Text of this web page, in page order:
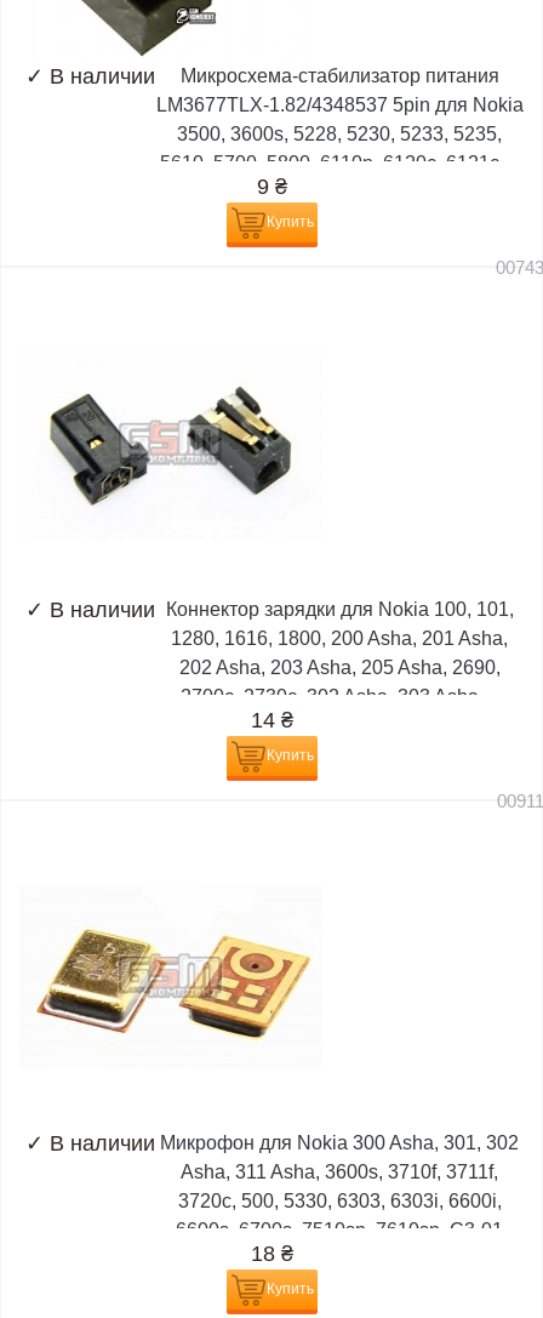
✓ В наличии
Микросхема-стабилизатор питания
LM3677TLX-1.82/4348537 5pin для Nokia
3500, 3600s, 5228, 5230, 5233, 5235,
5610, 5700, 5800, 6110n, 6120c, 6121c,...
9 ₴
Купить
✓ В наличии
Коннектор зарядки для Nokia 100, 101,
1280, 1616, 1800, 200 Asha, 201 Asha,
202 Asha, 203 Asha, 205 Asha, 2690,
2700c, 2730c, 302 Asha, 303 Asha,...
14 ₴
Купить
✓ В наличии Микрофон для Nokia 300 Asha, 301, 302
Asha, 311 Asha, 3600s, 3710f, 3711f,
3720c, 500, 5330, 6303, 6303i, 6600i,
6600s, 6700s, 7510sn, 7610sn, C3-01
18 ₴
Купить